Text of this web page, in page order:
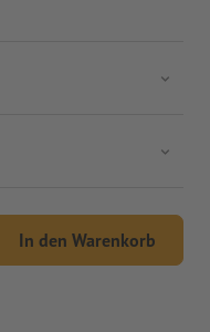
In den Warenkorb